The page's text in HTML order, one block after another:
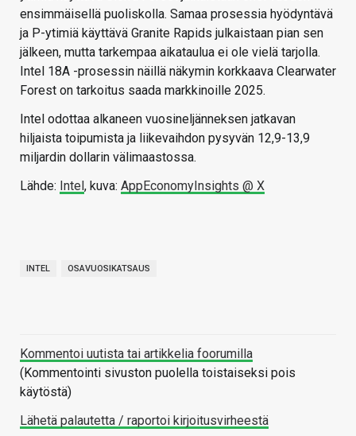
ensimmäisellä puoliskolla. Samaa prosessia hyödyntävä
ja P-ytimiä käyttävä Granite Rapids julkaistaan pian sen
jälkeen, mutta tarkempaa aikataulua ei ole vielä tarjolla.
Intel 18A -prosessin näillä näkymin korkkaava Clearwater
Forest on tarkoitus saada markkinoille 2025.
Intel odottaa alkaneen vuosineljänneksen jatkavan
hiljaista toipumista ja liikevaihdon pysyvän 12,9-13,9
miljardin dollarin välimaastossa.
Lähde: Intel , kuva: AppEconomyInsights @ X
INTEL OSAVUOSIKATSAUS
Kommentoi uutista tai artikkelia foorumilla
(Kommentointi sivuston puolella toistaiseksi pois
käytöstä)
Lähetä palautetta / raportoi kirjoitusvirheestä